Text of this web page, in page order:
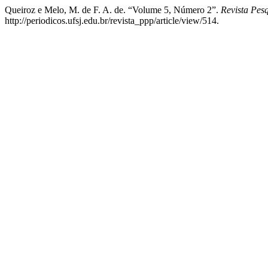
Queiroz e Melo, M. de F. A. de. “Volume 5, Número 2”. Revista
http://periodicos.ufsj.edu.br/revista_ppp/article/view/514.